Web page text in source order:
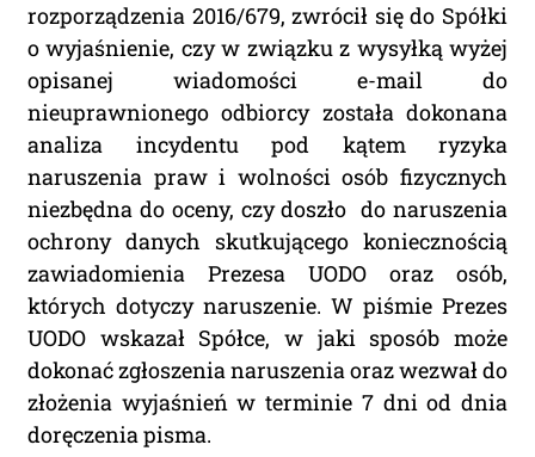
rozporządzenia 2016/679, zwrócił się do Spółki
o wyjaśnienie, czy w związku z wysyłką wyżej
opisanej wiadomości e-mail do
nieuprawnionego odbiorcy została dokonana
analiza incydentu pod kątem ryzyka
naruszenia praw i wolności osób fizycznych
niezbędna do oceny, czy doszło do naruszenia
ochrony danych skutkującego koniecznością
zawiadomienia Prezesa UODO oraz osób,
których dotyczy naruszenie. W piśmie Prezes
UODO wskazał Spółce, w jaki sposób może
dokonać zgłoszenia naruszenia oraz wezwał do
złożenia wyjaśnień w terminie 7 dni od dnia
doręczenia pisma.